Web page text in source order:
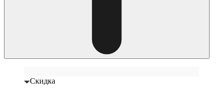
Скидка